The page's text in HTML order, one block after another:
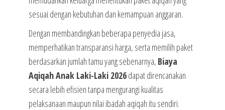
sesuai dengan kebutuhan dan kemampuan anggaran.
Dengan membandingkan beberapa penyedia jasa,
memperhatikan transparansi harga, serta memilih paket
berdasarkan jumlah tamu yang sebenarnya, Biaya
Aqiqah Anak Laki-Laki 2026dapat direncanakan
secara lebih efisien tanpa mengurangi kualitas
pelaksanaan maupun nilai ibadah aqiqah itu sendiri.